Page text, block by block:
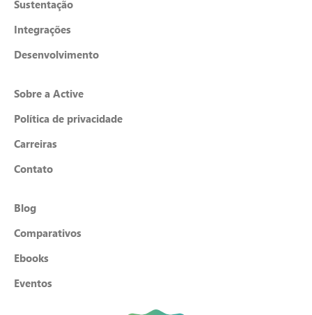
Sustentação
Integrações
Desenvolvimento
Sobre a Active
Política de privacidade
Carreiras
Contato
Blog
Comparativos
Ebooks
Eventos